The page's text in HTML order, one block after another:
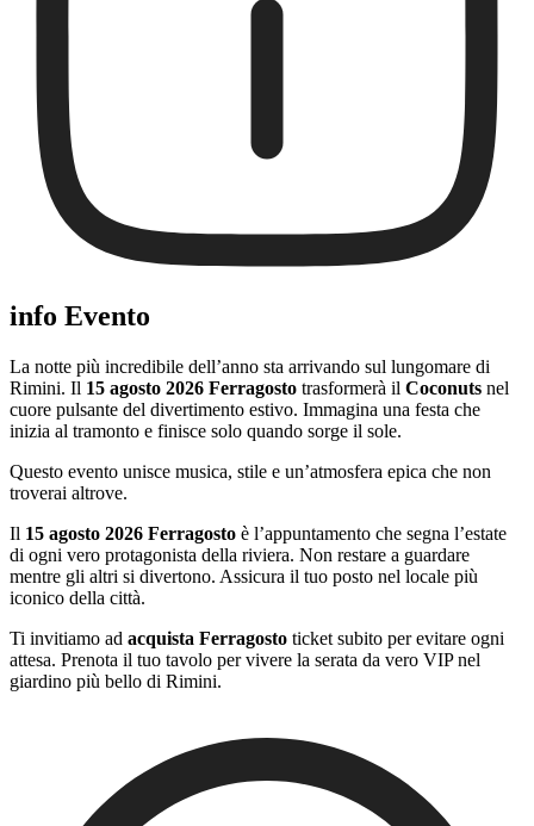
info Evento
La notte più incredibile dell’anno sta arrivando sul lungomare di
Rimini. Il 15 agosto 2026 Ferragosto trasformerà il Coconuts nel
cuore pulsante del divertimento estivo. Immagina una festa che
inizia al tramonto e finisce solo quando sorge il sole.
Questo evento unisce musica, stile e un’atmosfera epica che non
troverai altrove.
Il 15 agosto 2026 Ferragosto è l’appuntamento che segna l’estate
di ogni vero protagonista della riviera. Non restare a guardare
mentre gli altri si divertono. Assicura il tuo posto nel locale più
iconico della città.
Ti invitiamo ad acquista Ferragosto ticket subito per evitare ogni
attesa. Prenota il tuo tavolo per vivere la serata da vero VIP nel
giardino più bello di Rimini.